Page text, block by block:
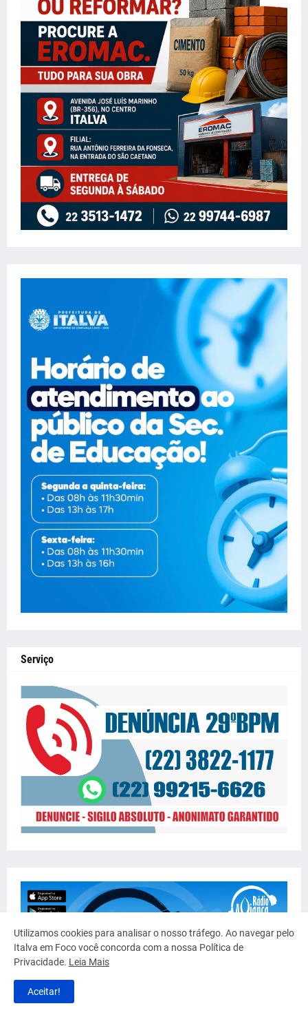
Serviço
Utilizamos cookies para analisar o nosso tráfego. Ao navegar pelo
Italva em Foco você concorda com a nossa Política de
Privacidade. Leia Mais
Aceitar!